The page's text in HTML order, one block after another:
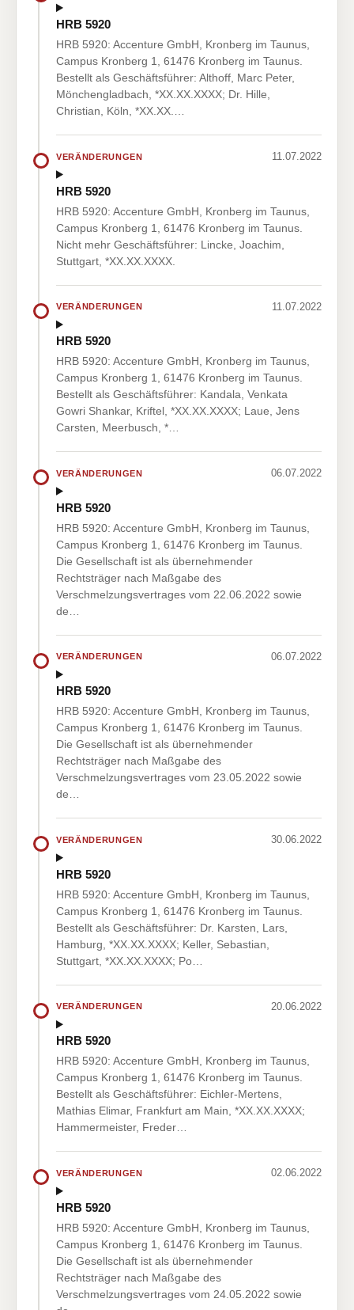
HRB 5920
HRB 5920: Accenture GmbH, Kronberg im Taunus,
Campus Kronberg 1, 61476 Kronberg im Taunus.
Bestellt als Geschäftsführer: Althoff, Marc Peter,
Mönchengladbach, *XX.XX.XXXX; Dr. Hille,
Christian, Köln, *XX.XX.…
VERÄNDERUNGEN 11.07.2022
HRB 5920
HRB 5920: Accenture GmbH, Kronberg im Taunus,
Campus Kronberg 1, 61476 Kronberg im Taunus.
Nicht mehr Geschäftsführer: Lincke, Joachim,
Stuttgart, *XX.XX.XXXX.
VERÄNDERUNGEN 11.07.2022
HRB 5920
HRB 5920: Accenture GmbH, Kronberg im Taunus,
Campus Kronberg 1, 61476 Kronberg im Taunus.
Bestellt als Geschäftsführer: Kandala, Venkata
Gowri Shankar, Kriftel, *XX.XX.XXXX; Laue, Jens
Carsten, Meerbusch, *…
VERÄNDERUNGEN 06.07.2022
HRB 5920
HRB 5920: Accenture GmbH, Kronberg im Taunus,
Campus Kronberg 1, 61476 Kronberg im Taunus.
Die Gesellschaft ist als übernehmender
Rechtsträger nach Maßgabe des
Verschmelzungsvertrages vom 22.06.2022 sowie
de…
VERÄNDERUNGEN 06.07.2022
HRB 5920
HRB 5920: Accenture GmbH, Kronberg im Taunus,
Campus Kronberg 1, 61476 Kronberg im Taunus.
Die Gesellschaft ist als übernehmender
Rechtsträger nach Maßgabe des
Verschmelzungsvertrages vom 23.05.2022 sowie
de…
VERÄNDERUNGEN 30.06.2022
HRB 5920
HRB 5920: Accenture GmbH, Kronberg im Taunus,
Campus Kronberg 1, 61476 Kronberg im Taunus.
Bestellt als Geschäftsführer: Dr. Karsten, Lars,
Hamburg, *XX.XX.XXXX; Keller, Sebastian,
Stuttgart, *XX.XX.XXXX; Po…
VERÄNDERUNGEN 20.06.2022
HRB 5920
HRB 5920: Accenture GmbH, Kronberg im Taunus,
Campus Kronberg 1, 61476 Kronberg im Taunus.
Bestellt als Geschäftsführer: Eichler-Mertens,
Mathias Elimar, Frankfurt am Main, *XX.XX.XXXX;
Hammermeister, Freder…
VERÄNDERUNGEN 02.06.2022
HRB 5920
HRB 5920: Accenture GmbH, Kronberg im Taunus,
Campus Kronberg 1, 61476 Kronberg im Taunus.
Die Gesellschaft ist als übernehmender
Rechtsträger nach Maßgabe des
Verschmelzungsvertrages vom 24.05.2022 sowie